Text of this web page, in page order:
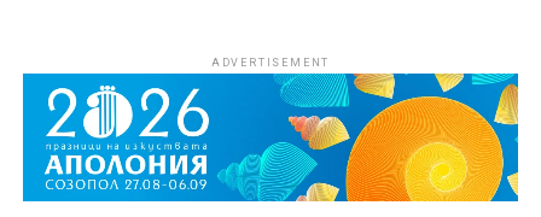
ADVERTISEMENT